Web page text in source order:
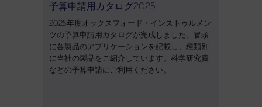
予算申請用カタログ2025
2025年度オックスフォード・インストゥルメン
ツの予算申請用カタログが完成しました。冒頭
に各製品のアプリケーションを記載し、種類別
に当社の製品をご紹介しています。科学研究費
などの予算申請にご利用ください。